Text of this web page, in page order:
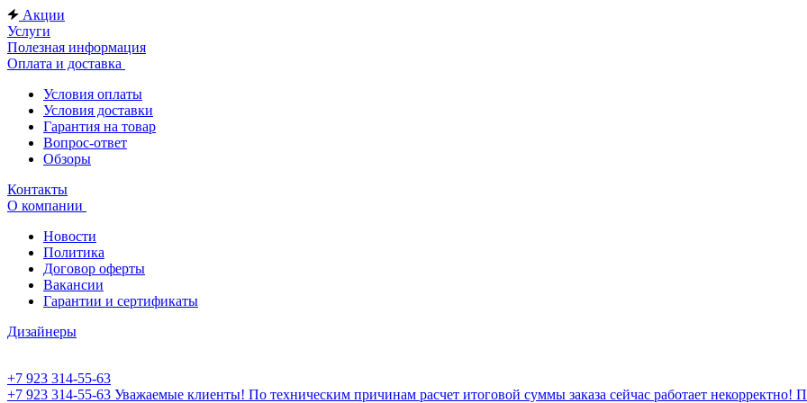
Акции
Услуги
Полезная информация
Оплата и доставка
Условия оплаты
Условия доставки
Гарантия на товар
Вопрос-ответ
Обзоры
Контакты
О компании
Новости
Политика
Договор оферты
Вакансии
Гарантии и сертификаты
Дизайнеры
+7 923 314-55-63
+7 923 314-55-63 Уважаемые клиенты! По техническим причинам расчет итоговой суммы заказа сейчас работает